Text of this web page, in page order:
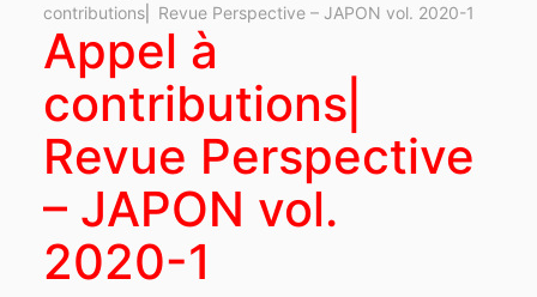
contributions⎜ Revue Perspective – JAPON vol. 2020-1
Appel à
contributions⎜
Revue Perspective
– JAPON vol.
2020-1